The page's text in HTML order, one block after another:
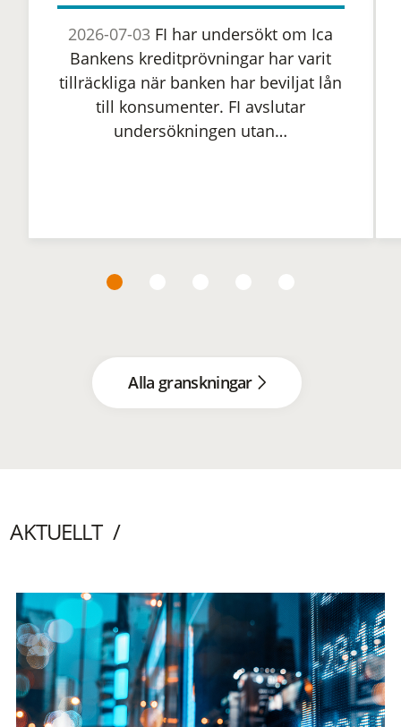
2026-07-03 FI har undersökt om Ica
Bankens kreditprövningar har varit
tillräckliga när banken har beviljat lån
till konsumenter. FI avslutar
undersökningen utan…
Alla granskningar
AKTUELLT